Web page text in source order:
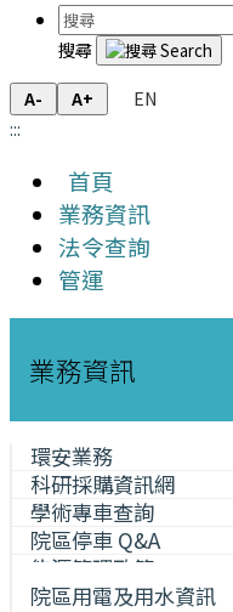
搜尋
A- A+
EN
:::
首頁
業務資訊
法令查詢
管運
業務資訊
環安業務
科研採購資訊網
學術專車查詢
院區停車 Q&A
能源管理政策
院區用電及用水資訊